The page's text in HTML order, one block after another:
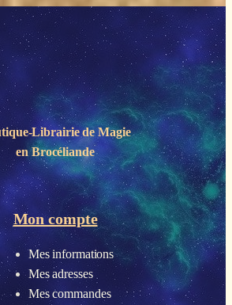
Librairie deMagie
en Brocéliande
Mon compte
Mes informations
Mes adresses
Mes commandes